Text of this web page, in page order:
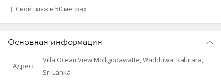
Свой пляж в 50 метрах
Основная информация
Адрес:
Villa Ocean View Molligodawatte, Wadduwa, Kalutara,
Sri Lanka